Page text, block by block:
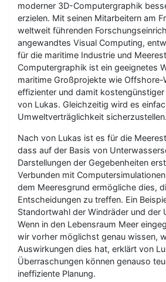
moderner 3D-Computergraphik
erzielen. Mit seinen Mitarbeitern am
weltweit führenden
angewandtes Visual Computing,
für die maritime Industrie und
Computergraphik ist ein geeignetes
maritime Großprojekte wie Offshore-
effizienter und damit
von Lukas. Gleichzeitig wird es
Umweltverträglichkeit sicherzustellen.
Nach von Lukas ist es für die
dass auf der Basis von
Darstellungen der Gegebenheiten
Verbunden mit
dem Meeresgrund ermögliche dies,
Entscheidungen zu treffen. Ein
Standortwahl der Windräder und der
Wenn in den Lebensraum Meer
wir vorher möglichst genau wissen,
Auswirkungen dies hat, erklärt von
Überraschungen können genauso
ineffiziente Planung.